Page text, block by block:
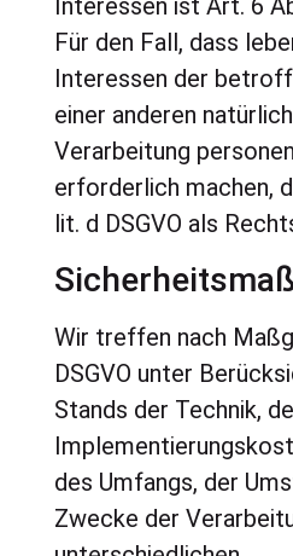
Interessen ist Art. 6
Für den Fall, dass
Interessen der
einer anderen
Verarbeitung
erforderlich machen,
lit. d DSGVO als
Wir treffen nach
DSGVO unter
Stands der Technik,
des Umfangs, der
Zwecke der